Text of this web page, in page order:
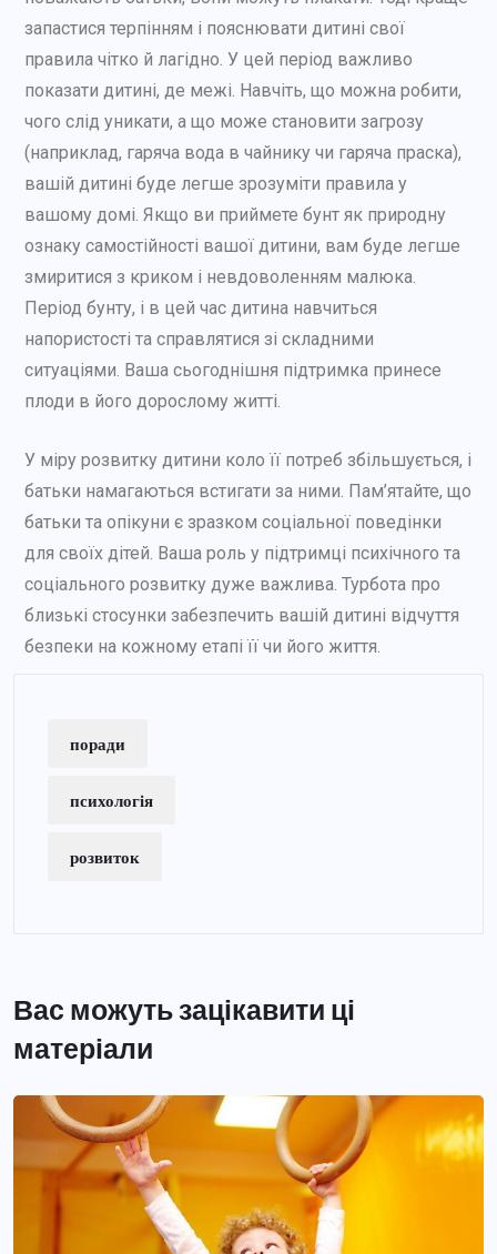
запастися терпінням і пояснювати дитині свої
правила чітко й лагідно. У цей період важливо
показати дитині, де межі. Навчіть, що можна робити,
чого слід уникати, а що може становити загрозу
(наприклад, гаряча вода в чайнику чи гаряча праска),
вашій дитині буде легше зрозуміти правила у
вашому домі. Якщо ви приймете бунт як природну
ознаку самостійності вашої дитини, вам буде легше
змиритися з криком і невдоволенням малюка.
Період бунту, і в цей час дитина навчиться
напористості та справлятися зі складними
ситуаціями. Ваша сьогоднішня підтримка принесе
плоди в його дорослому житті.
У міру розвитку дитини коло її потреб збільшується, і
батьки намагаються встигати за ними. Пам’ятайте, що
батьки та опікуни є зразком соціальної поведінки
для своїх дітей. Ваша роль у підтримці психічного та
соціального розвитку дуже важлива. Турбота про
близькі стосунки забезпечить вашій дитині відчуття
безпеки на кожному етапі її чи його життя.
поради
психологія
розвиток
Вас можуть зацікавити ці
матеріали